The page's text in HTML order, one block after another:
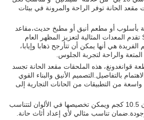
مقعد الحانة توفر الراحة والمرونة في بيئات
بأسلوب أو مطعم أنيق أو مطبخ حديث،مقاعد
الحانة Sendeline C10B تقدم المعدات المثالية لتعزيز المظهر العام
هي أنها يمكن أن تتأرجح ذهابا وإيابا،
والراحة لتجربة الجلوس.
قوانغدونغ، هذه الملحقات مقعد الحانة تجسد
بالتفاصيل.التصميم الأنيق والبناء القوي
من التطبيقات من الحانات التجارية إلى
هذه المقاعد السوداء تزن 10.5 كجم ويمكن تخصيصها في الألوان لتتناسب
تناسب مثالي لأي إعداد أثاث حانة.